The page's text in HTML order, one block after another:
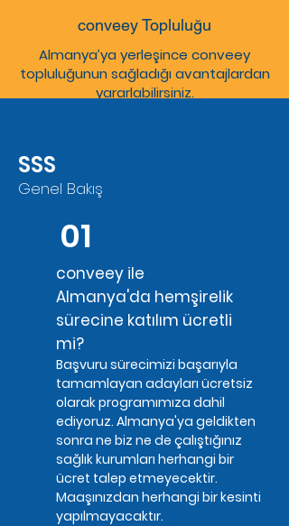
conveey Topluluğu
Almanya’ya yerleşince conveey
topluluğunun sağladığı avantajlardan
yararlabilirsiniz.
SSS
Genel Bakış
01
conveey ile
Almanya'da hemşirelik
sürecine katılım ücretli
mi?
Başvuru sürecimizi başarıyla
tamamlayan adayları ücretsiz
olarak programımıza dahil
ediyoruz. Almanya'ya geldikten
sonra ne biz ne de çalıştığınız
sağlık kurumları herhangi bir
ücret talep etmeyecektir.
Maaşınızdan herhangi bir kesinti
yapılmayacaktır.